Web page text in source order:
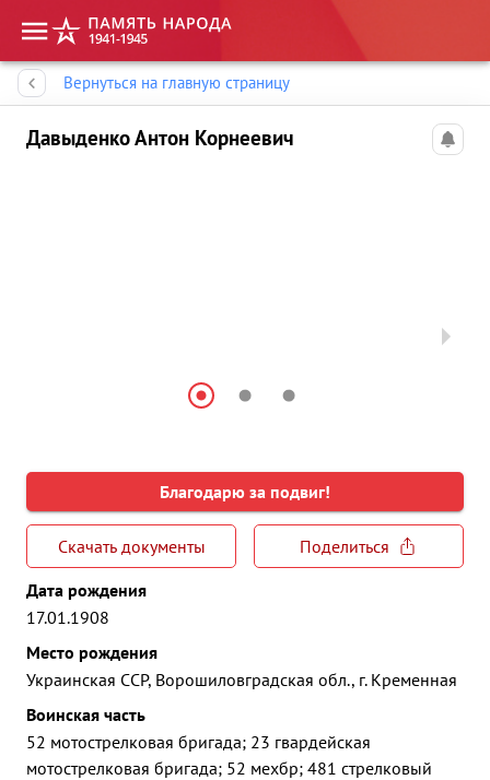
Вернуться на главную страницу
Давыденко Антон Корнеевич
Благодарю за подвиг!
Скачать документы
Поделиться
Дата рождения
17.01.1908
Место рождения
Украинская ССР, Ворошиловградская обл., г. Кременная
Воинская часть
52 мотострелковая бригада; 23 гвардейская
мотострелковая бригада; 52 мехбр; 481 стрелковый
Память народа